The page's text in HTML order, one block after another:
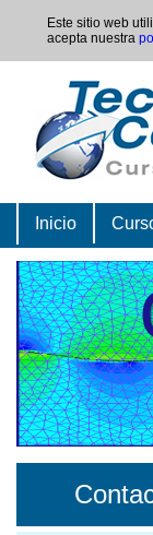
Este sitio web
acepta nuestra
Inicio